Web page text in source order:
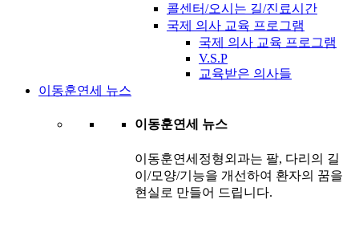
콜센터/오시는 길/진료시간
국제 의사 교육 프로그램
국제 의사 교육 프로그램
V.S.P
교육받은 의사들
이동훈연세 뉴스
이동훈연세 뉴스
이동훈연세정형외과는 팔, 다리의 길
이/모양/기능을 개선하여 환자의 꿈을
현실로 만들어 드립니다.